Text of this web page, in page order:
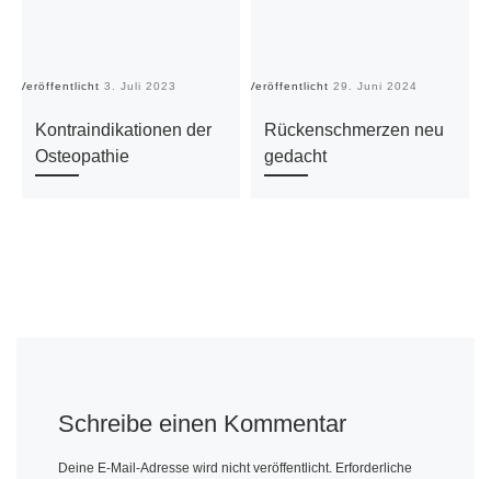
Veröffentlicht 3. Juli 2023
Kontraindikationen der
Osteopathie
Veröffentlicht 29. Juni 2024
Rückenschmerzen neu
gedacht
Schreibe einen Kommentar
Deine E-Mail-Adresse wird nicht veröffentlicht. Erforderliche